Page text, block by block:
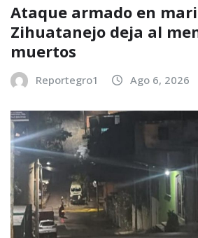
Ataque armado en
Zihuatanejo deja al
muertos
Reportegro1 Ago 6, 2026